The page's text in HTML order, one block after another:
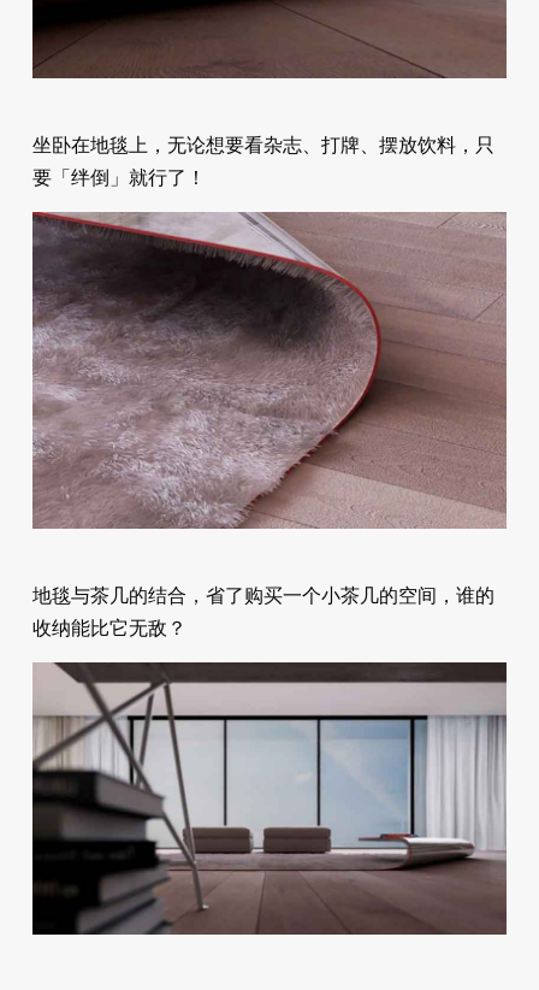
坐卧在地毯上，无论想要看杂志、打牌、摆放饮料，只
要「绊倒」就行了！
地毯与茶几的结合，省了购买一个小茶几的空间，谁的
收纳能比它无敌？